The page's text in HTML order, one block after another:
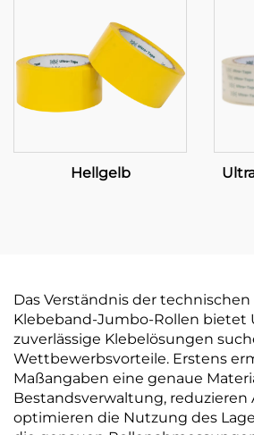
Hellgelb
Das Verständnis der
Klebeband-Jumbo-Rollen bietet
zuverlässige Klebelösungen
Wettbewerbsvorteile. Erstens
Maßangaben eine genaue
Bestandsverwaltung, reduzieren
optimieren die Nutzung des